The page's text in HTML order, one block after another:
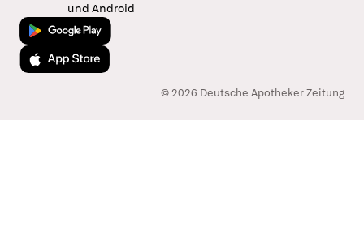
und Android
Jetzt bei Google Play
Laden im App Store
© 2026 Deutsche Apotheker Zeitung